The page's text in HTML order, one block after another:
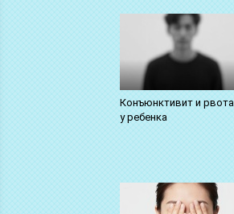
Конъюнктивит и рвота
у ребенка